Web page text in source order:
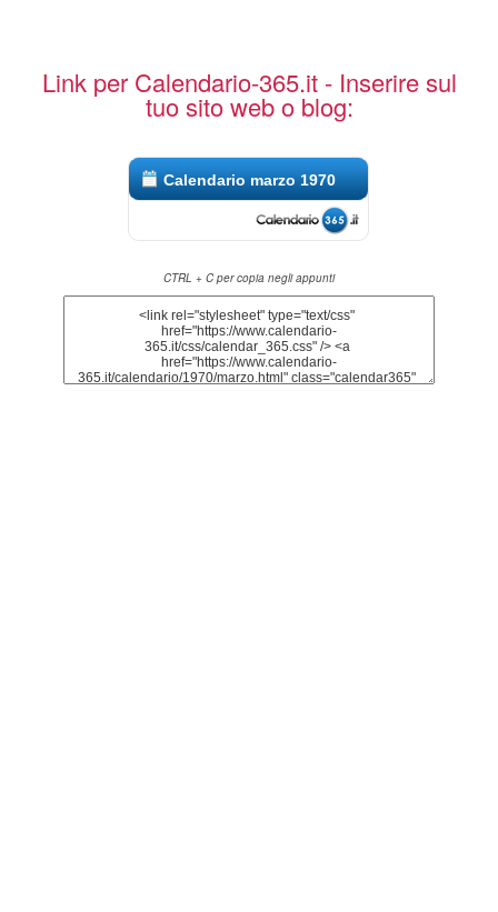
Link per Calendario-365.it - Inserire sul
tuo sito web o blog:
Calendario marzo 1970
CTRL + C per copia negli appunti